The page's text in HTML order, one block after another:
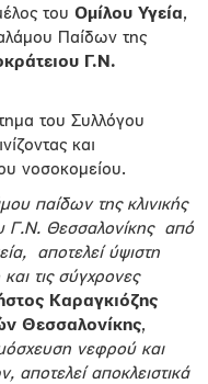
του Ομίλου Υγεία,
Παίδων της
Γ.Ν.
του Συλλόγου
και
νοσοκομείου.
παίδων της κλινικής
Γ.Ν. Θεσσαλονίκης από
αποτελεί ύψιστη
τις σύγχρονες
Καραγκιόζης
Θεσσαλονίκης,
νεφρού και
αποκλειστικά